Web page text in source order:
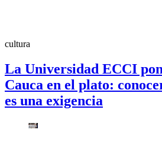
cultura
La Universidad ECCI
Cauca en el plato:
es una exigencia